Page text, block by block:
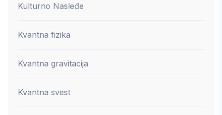
Kulturno Nasleđe
Kvantna fizika
Kvantna gravitacija
Kvantna svest